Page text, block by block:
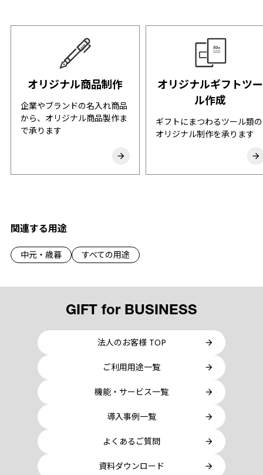
オリジナル商品制作
企業やブランドの名入れ商品
から、オリジナル商品製作ま
で承ります
オリジナルギフトツー
ル作成
ギフトにまつわるツール類の
オリジナル制作を承ります
関連する用途
中元・歳暮 すべての用途
GIFT for BUSINESS
法人のお客様 TOP
ご利用用途一覧
機能・サービス一覧
導入事例一覧
よくあるご質問
資料ダウンロード